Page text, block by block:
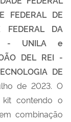
FEDERAL DE
FEDERAL DA
- UNILA e
DEL REI -
DE
de 2023. O
contendo o
combinação